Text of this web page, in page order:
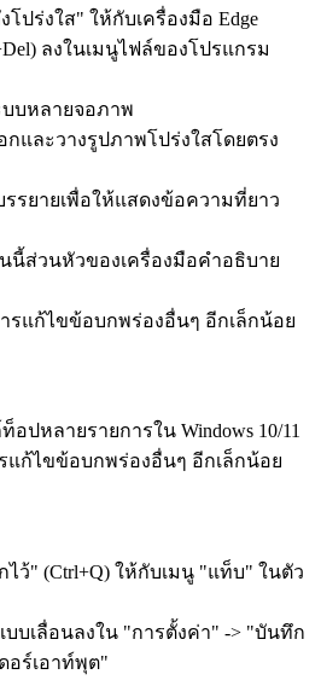
ปร่งใส" ให้กับเครื่องมือ Edge
ลงในเมนูไฟล์ของโปรแกรม
บหลายจอภาพ
กและวางรูปภาพโปร่งใสโดยตรง
รรยายเพื่อให้แสดงข้อความที่ยาว
นี้ส่วนหัวของเครื่องมือคำอธิบาย
รแก้ไขข้อบกพร่องอื่นๆ อีกเล็กน้อย
อปหลายรายการใน Windows 10/11
แก้ไขข้อบกพร่องอื่นๆ อีกเล็กน้อย
ว้" (Ctrl+Q) ให้กับเมนู "แท็บ" ในตัว
บบเลื่อนลงใน "การตั้งค่า" -> "บันทึก
อร์เอาท์พุต"